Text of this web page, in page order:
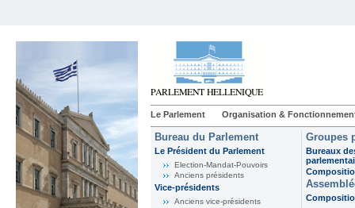
Le Parlement Organisation &
Bureau du Parlement
Le Président du Parlement
Election-Mandat-Pouvoirs
Anciens présidents
Vice-présidents
Anciens vice-présidents
Groupes
Bureaux